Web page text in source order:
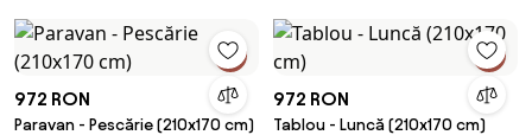
972 RON
Paravan - Pescărie (210x170 cm)
972 RON
Tablou - Luncă (210x170 cm)